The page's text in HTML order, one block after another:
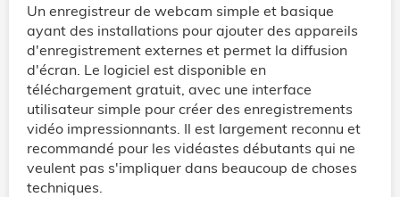
Un enregistreur de webcam simple et basique
ayant des installations pour ajouter des appareils
d'enregistrement externes et permet la diffusion
d'écran. Le logiciel est disponible en
téléchargement gratuit, avec une interface
utilisateur simple pour créer des enregistrements
vidéo impressionnants. Il est largement reconnu et
recommandé pour les vidéastes débutants qui ne
veulent pas s'impliquer dans beaucoup de choses
techniques.